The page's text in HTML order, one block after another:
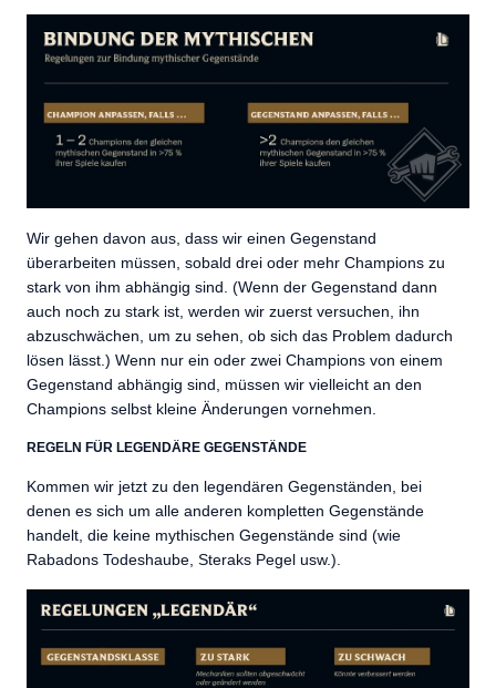
Wir gehen davon aus, dass wir einen Gegenstand
überarbeiten müssen, sobald drei oder mehr Champions zu
stark von ihm abhängig sind. (Wenn der Gegenstand dann
auch noch zu stark ist, werden wir zuerst versuchen, ihn
abzuschwächen, um zu sehen, ob sich das Problem dadurch
lösen lässt.) Wenn nur ein oder zwei Champions von einem
Gegenstand abhängig sind, müssen wir vielleicht an den
Champions selbst kleine Änderungen vornehmen.
REGELN FÜR LEGENDÄRE GEGENSTÄNDE
Kommen wir jetzt zu den legendären Gegenständen, bei
denen es sich um alle anderen kompletten Gegenstände
handelt, die keine mythischen Gegenstände sind (wie
Rabadons Todeshaube, Steraks Pegel usw.).